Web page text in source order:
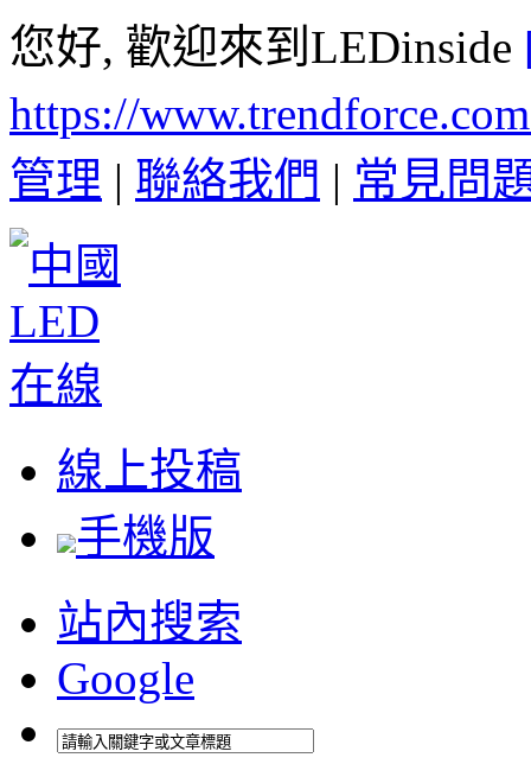
您好, 歡迎來到LEDinside
https://
管理 | 聯絡我們 | 常見問
線上投稿
手機版
站內搜索
Google